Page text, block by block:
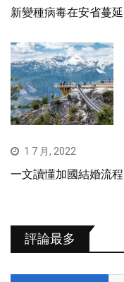
新變種病毒在安省蔓延
1 7 月, 2022
一文讀懂加國結婚流程
評論最多